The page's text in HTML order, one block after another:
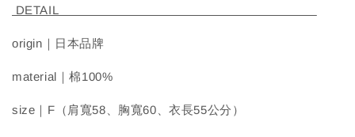
DETAIL
origin｜日本品牌
material｜棉100%
size｜F（肩寬58、胸寬60、衣長55公分）